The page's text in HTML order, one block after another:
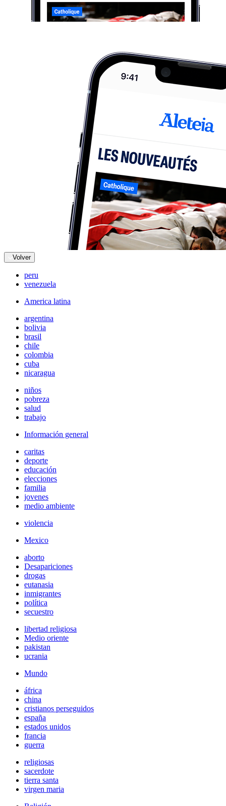
Volver
peru
venezuela
America latina
argentina
bolivia
brasil
chile
colombia
cuba
nicaragua
niños
pobreza
salud
trabajo
Información general
caritas
deporte
educación
elecciones
familia
jovenes
medio ambiente
violencia
Mexico
aborto
Desapariciones
drogas
eutanasia
inmigrantes
política
secuestro
libertad religiosa
Medio oriente
pakistan
ucrania
Mundo
áfrica
china
cristianos perseguidos
españa
estados unidos
francia
guerra
religiosas
sacerdote
tierra santa
virgen maria